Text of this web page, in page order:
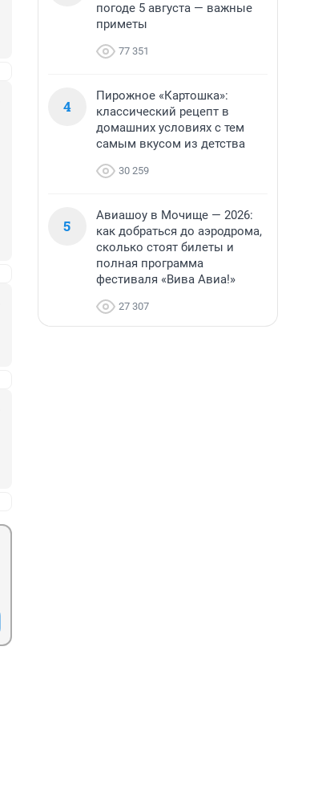
погоде 5 августа — важные
приметы
77 351
4
Пирожное «Картошка»:
классический рецепт в
домашних условиях с тем
самым вкусом из детства
30 259
5
Авиашоу в Мочище — 2026:
как добраться до аэродрома,
сколько стоят билеты и
полная программа
фестиваля «Вива Авиа!»
27 307